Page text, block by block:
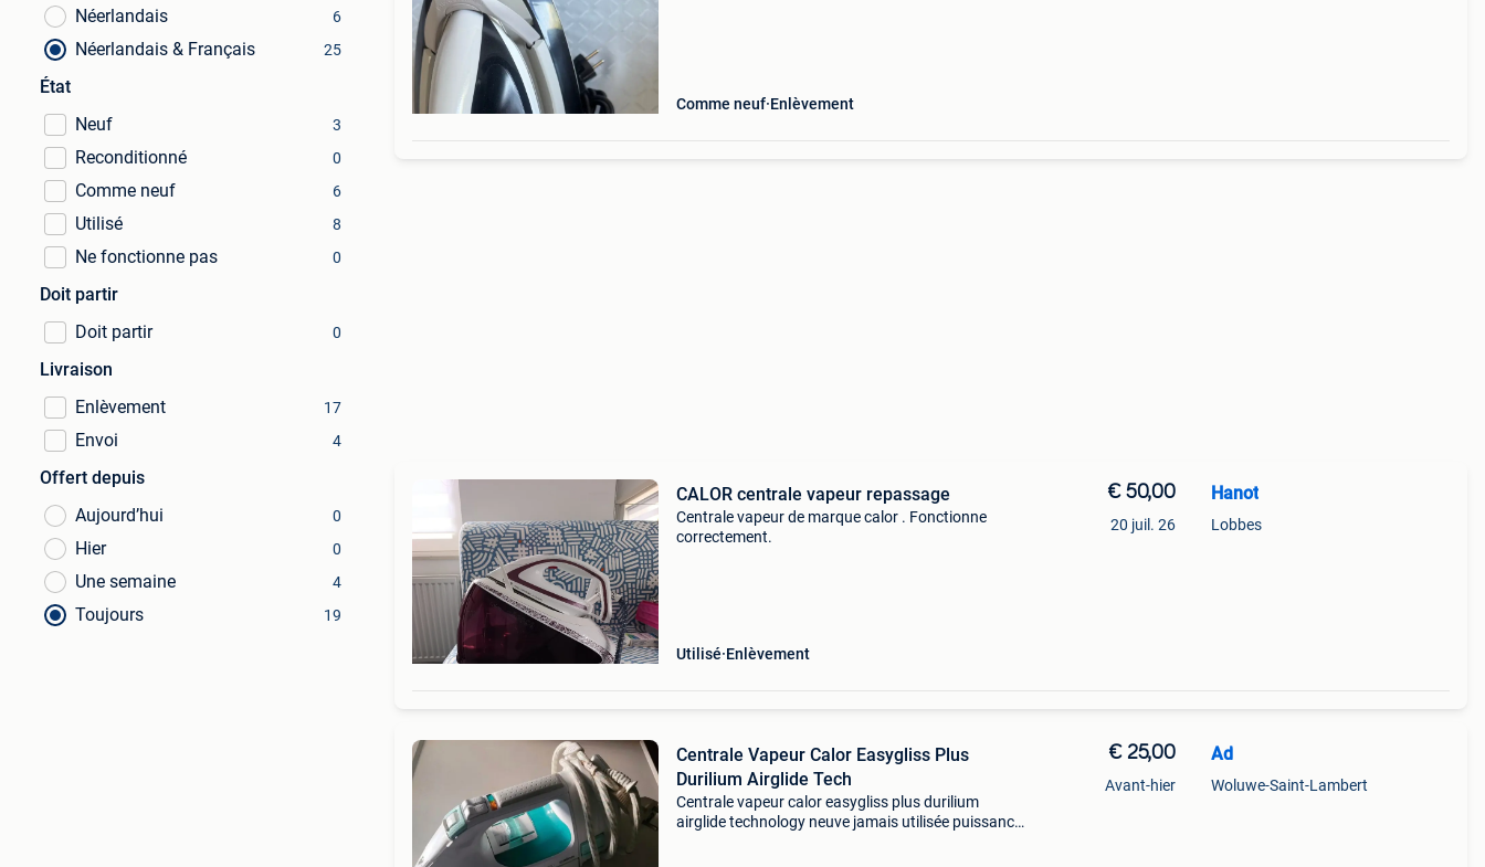
Néerlandais 6
Néerlandais & Français 25
État
Neuf
3
Reconditionné 0
Comme neuf 6
Utilisé 8
Ne fonctionne pas 0
Doit partir
Doit partir
0
Livraison
Enlèvement
17
Envoi 4
Offert depuis
Aujourd’hui
0
Hier 0
Une semaine 4
Toujours 19
Comme neuf Enlèvement
CALOR centrale vapeur repassage
Centrale vapeur de marque calor . Fonctionne
correctement.
Utilisé Enlèvement
€ 50,00
20 juil. 26
Hanot
Lobbes
Centrale Vapeur Calor Easygliss Plus
Durilium Airglide Tech
Centrale vapeur calor easygliss plus durilium
airglide technology neuve jamais utilisée puissance
€ 25,00
Avant-hier
Ad
Woluwe-Saint-Lambert